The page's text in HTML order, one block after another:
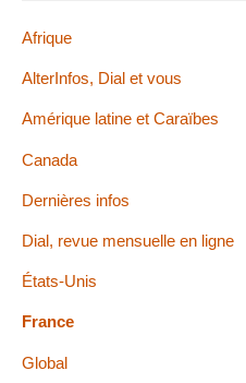
Afrique
AlterInfos, Dial et vous
Amérique latine et Caraïbes
Canada
Dernières infos
Dial, revue mensuelle en ligne
États-Unis
France
Global